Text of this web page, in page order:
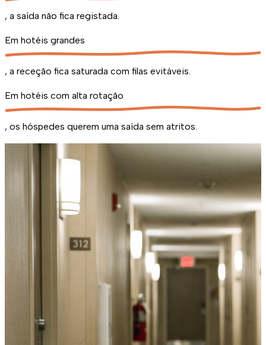
, a saída não fica registada.
Em hotéis grandes
, a receção fica saturada com filas evitáveis.
Em hotéis com alta rotação
, os hóspedes querem uma saída sem atritos.